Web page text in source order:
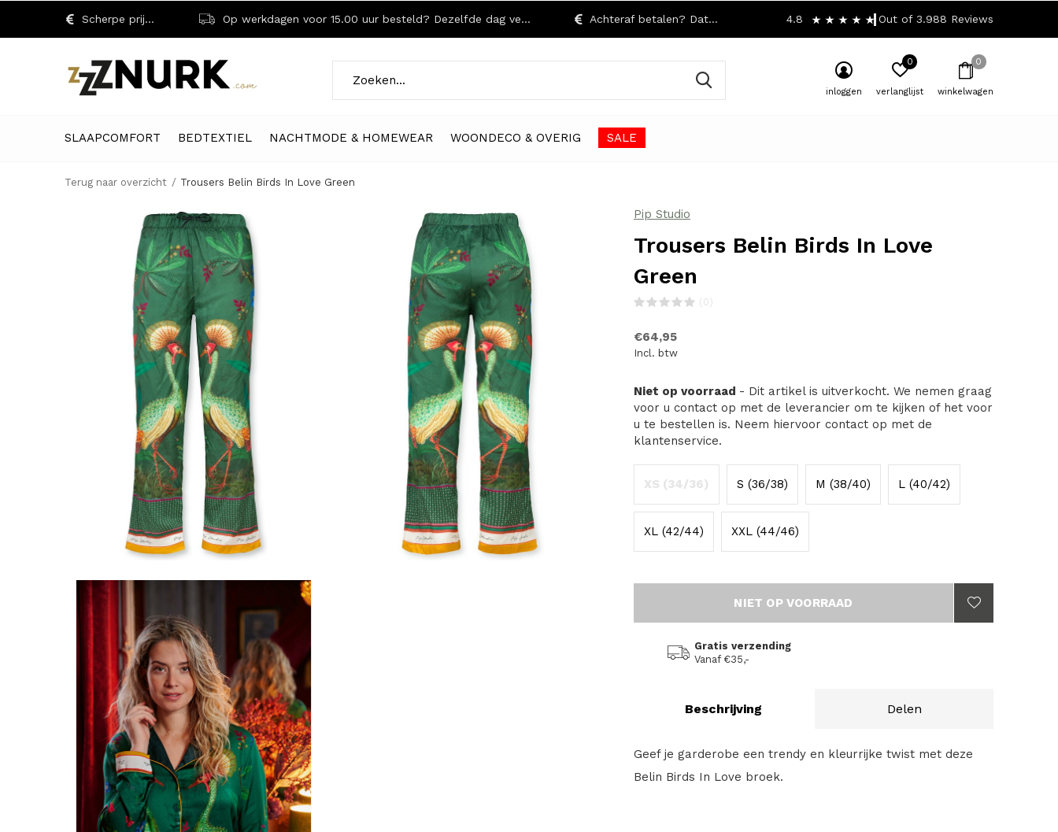
SLAAPCOMFORT BEDTEXTIEL NACHTMODE & HOMEWEAR WOONDECO & OVERIG SALE
inloggen verlanglijst
0
winkelwagen
0
Scherpe prijzen! Op werkdagen voor 15.00 uur besteld? Dezelfde dag verzonden! Achteraf betalen? Dat kan! 4.8 Out of 3.988 Reviews
Terug naar overzicht Trousers Belin Birds In Love Green
Pip Studio
Trousers Belin Birds In Love
Green
(0)
€64,95
Incl. btw
Niet op voorraad - Dit artikel is uitverkocht. We nemen graag
voor u contact op met de leverancier om te kijken of het voor
u te bestellen is. Neem hiervoor contact op met de
klantenservice.
XS (34/36) S (36/38) M (38/40) L (40/42)
XL (42/44) XXL (44/46)
NIET OP VOORRAAD
Gratis verzending
Vanaf €35,-
Beschrijving Delen
Geef je garderobe een trendy en kleurrijke twist met deze
Belin Birds In Love broek.